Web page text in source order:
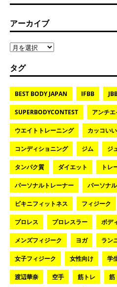
アーカイブ
タグ
BEST BODY JAPAN IFBB
SUPERBODYCONTEST アンチ
ウエイトトレーニング カッコい
コンディショニング ジム ジ
タンパク質 ダイエット トレ
パーソナルトレーナー パーソナ
ビキニフィットネス フィジーク
プロレス プロレスラー ボデ
メンズフィジーク ヨガ ラン
女子フィジーク 女性向け 学
渡辺華奈 空手 筋トレ 筋